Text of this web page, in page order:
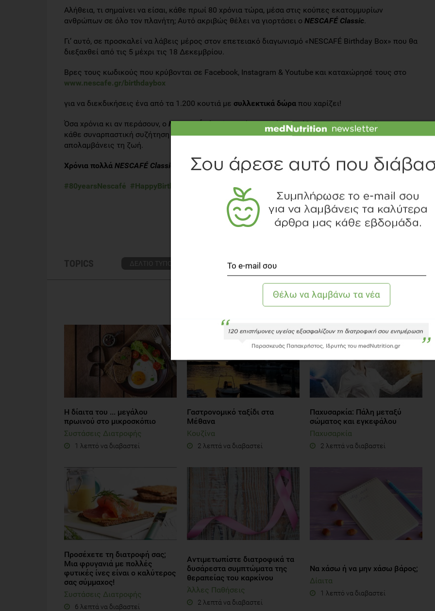
Αλήθεια, τι σημαίνει να είσαι, κάθε πρωί 80 χρόνια τώρα, μέσα στις κούπες εκατομμυρίων
ανθρώπων σε όλο τον πλανήτη; Αυτό ακριβώς θέλει να γιορτάσει ο NESCAFÉ Classic.
Γι’ αυτό, σε προσκαλεί να λάβεις μέρος στον επετειακό διαγωνισμό «NESCAFÉ Birthday Box» που θα
διεξαχθεί από τις 5 μέχρι τις 18 Δεκεμβρίου.
Βρες τους κωδικούς που κρύβονται σε Facebook, Instagram & Youtube και καταχώρησέ τους στο
www.nescafe.gr/birthdaybox
για να διεκδικήσεις ένα από τα 1.200 κουτιά με συλλεκτικά δώρα που χαρίζει!
Όσα χρόνια κι αν περάσουν, ο NESCAFÉClassicθα είναι παρών σε κάθε σημαντική στιγμή σου, σε
κάθε συναρπαστική συζήτηση και σε κάθε νέα ημέρα που ανατέλλει για να σου δίνει ώθηση να
απολαμβάνεις τη ζωή.
Χρόνια πολλά NESCAFÉ Classic σα χρόνια κι αν περάσουν, θα ξεκινάμε κάθε μέρα μαζί τον κόσμο!
#80yearsNescafé #HappyBirthdayNescafé
TOPICS ΔΕΛΤΙΟ ΤΥΠΟΥ
ΔΙΑΒΑΣΤΕ ΑΚΟΜΗ
Η δίαιτα του ... μεγάλου
πρωινού στο μικροσκόπιο
Συστάσεις Διατροφής
1 λεπτό να διαβαστεί
Γαστρονομικό ταξίδι στα
Μέθανα
Κουζίνα
2 λεπτά να διαβαστεί
Παχυσαρκία: Πάλη μεταξύ
σώματος και εγκεφάλου
Παχυσαρκία
2 λεπτά να διαβαστεί
Προσέχετε τη διατροφή σας;
Μια φρυγανιά με πολλές
φυτικές ίνες είναι ο καλύτερος
σας σύμμαχος!
Συστάσεις Διατροφής
6 λεπτά να διαβαστεί
Αντιμετωπίστε διατροφικά τα
δυσάρεστα συμπτώματα της
θεραπείας του καρκίνου
Άλλες Παθήσεις
2 λεπτά να διαβαστεί
Να χάσω ή να μην χάσω βάρος;
Δίαιτα
1 λεπτό να διαβαστεί